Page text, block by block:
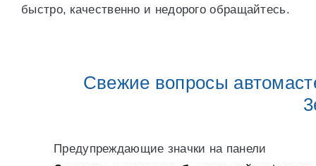
быстро, качественно и недорого обращайтесь.
Свежие вопросы
Предупреждающие значки на панели